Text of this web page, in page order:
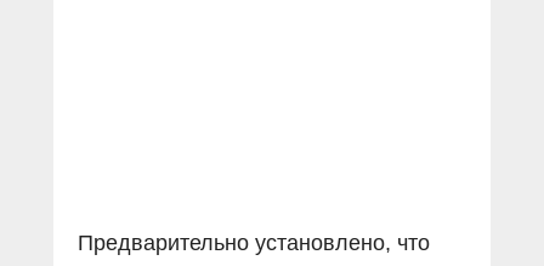
Предварительно установлено, что